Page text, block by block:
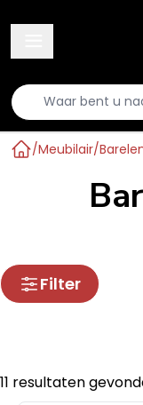
/Meubilair/
Filter
11 resultaten